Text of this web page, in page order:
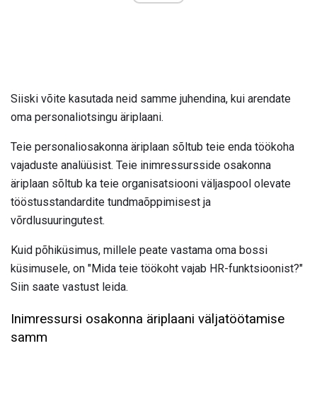
Siiski võite kasutada neid samme juhendina, kui arendate
oma personaliotsingu äriplaani.
Teie personaliosakonna äriplaan sõltub teie enda töökoha
vajaduste analüüsist. Teie inimressursside osakonna
äriplaan sõltub ka teie organisatsiooni väljaspool olevate
tööstusstandardite tundmaõppimisest ja
võrdlusuuringutest.
Kuid põhiküsimus, millele peate vastama oma bossi
küsimusele, on "Mida teie töökoht vajab HR-funktsioonist?"
Siin saate vastust leida.
Inimressursi osakonna äriplaani väljatöötamise
samm